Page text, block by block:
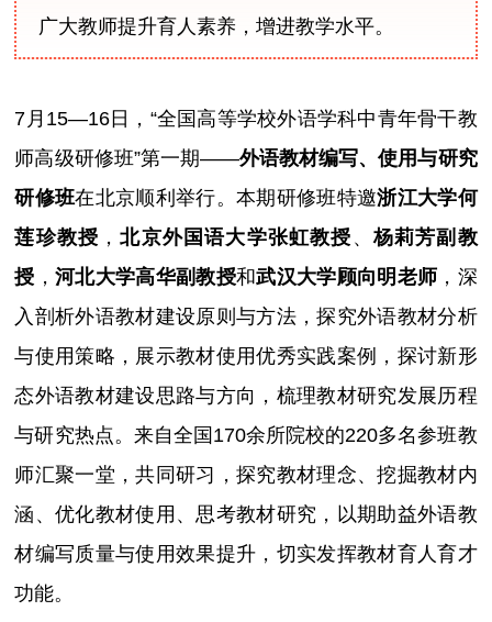
广大教师提升育人素养，增进教学水平。
7月15—16日，“全国高等学校外语学科中青年骨干教
师高级研修班”第一期——外语教材编写、使用与研究
研修班在北京顺利举行。本期研修班特邀浙江大学何
莲珍教授 ，北京外国语大学张虹教授 、杨莉芳副教
授 ，河北大学高华副教授和武汉大学顾向明老师 ，深
入剖析外语教材建设原则与方法，探究外语教材分析
与使用策略，展示教材使用优秀实践案例，探讨新形
态外语教材建设思路与方向，梳理教材研究发展历程
与研究热点。来自全国170余所院校的220多名参班教
师汇聚一堂，共同研习，探究教材理念、挖掘教材内
涵、优化教材使用、思考教材研究，以期助益外语教
材编写质量与使用效果提升，切实发挥教材育人育才
功能。